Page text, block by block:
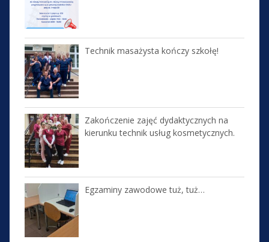
Technik masażysta kończy szkołę!
Zakończenie zajęć dydaktycznych na
kierunku technik usług kosmetycznych.
Egzaminy zawodowe tuż, tuż…